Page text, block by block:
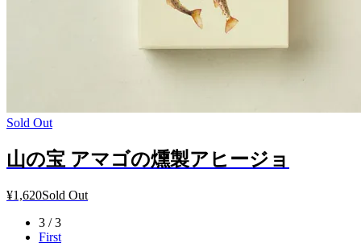
Sold Out
山の宝 アマゴの燻製アヒージョ
¥1,620Sold Out
3 / 3
First